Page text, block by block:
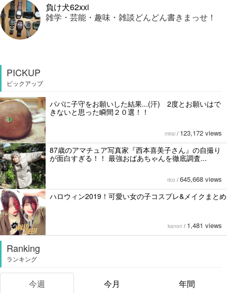
負け犬62xxi
雑学・芸能・趣味・雑談どんどん書きまっせ！
PICKUP
ピックアップ
パパに子守をお願いした結果...(汗) 2度とお願いはで
きないと思った瞬間２０選！！
mirai / 123,172 views
87歳のアマチュア写真家『西本喜美子さん』の自撮り
が面白すぎる！！ 最強おばあちゃんを徹底調査...
rico / 645,668 views
ハロウィン2019！可愛い女の子コスプレ&メイクまとめ
kanon / 1,481 views
Ranking
ランキング
今週 今月 年間